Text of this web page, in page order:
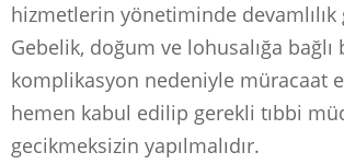
hizmetlerin yönetiminde
Gebelik, doğum ve lohusalığa bağlı
komplikasyon nedeniyle müracaat
hemen kabul edilip gerekli tıbbi
gecikmeksizin yapılmalıdır.